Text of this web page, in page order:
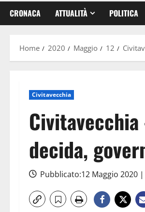
CRONACA ATTUALITÀ POLITICA
Home 2020 Maggio 12
Civitavecchia
decida,
Pubblicato:12 Maggio 2020